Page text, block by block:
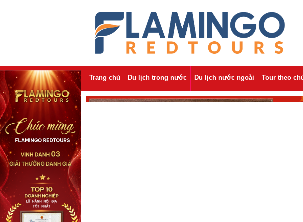
Trang chủ Du lịch trong nước Du lịch nước ngoài Tour theo